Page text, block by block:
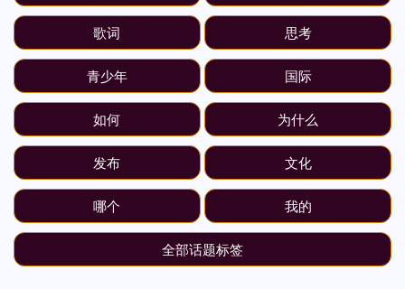
歌词 思考
青少年 国际
如何 为什么
发布 文化
哪个 我的
全部话题标签